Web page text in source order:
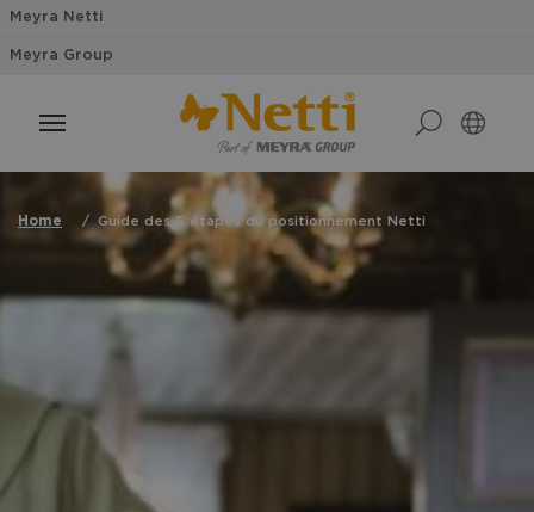
Meyra Netti
Meyra Group
Home Guide des 5 étapes du positionnement Netti